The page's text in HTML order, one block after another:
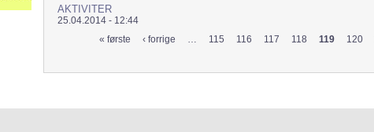
AKTIVITER
25.04.2014 - 12:44
« første ‹ forrige … 115 116 117 118 119 120